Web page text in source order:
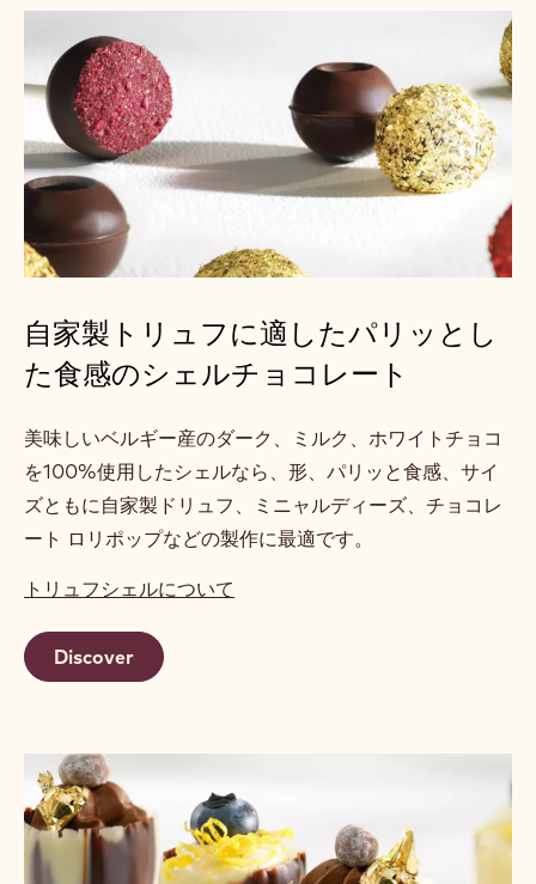
自家製トリュフに適したパリッとし
た食感のシェルチョコレート
美味しいベルギー産のダーク、ミルク、ホワイトチョコ
を100%使用したシェルなら、形、パリッと食感、サイ
ズともに自家製ドリュフ、ミニャルディーズ、チョコレ
ート ロリポップなどの製作に最適です。
トリュフシェルについて
Discover